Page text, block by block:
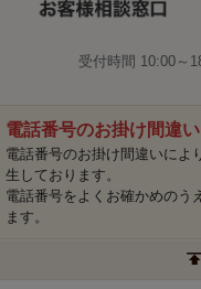
受付時間 10:00～
電話番号のお掛け間違
電話番号のお掛け間違いによ
生しております。
電話番号をよくお確かめのう
ます。